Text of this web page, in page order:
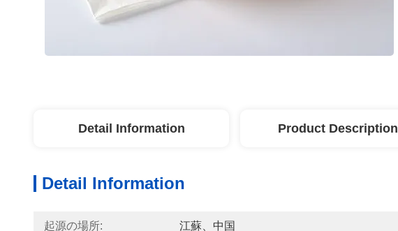
Detail Information Product Description
Detail Information
起源の場所: 江蘇、中国